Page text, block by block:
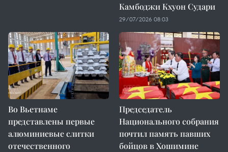
Камбоджи Кхуон Судари
29/07/2026 08:03
Во Вьетнаме
представлены первые
алюминиевые слитки
отечественного
Председатель
Национального собрания
почтил память павших
бойцов в Хошимине